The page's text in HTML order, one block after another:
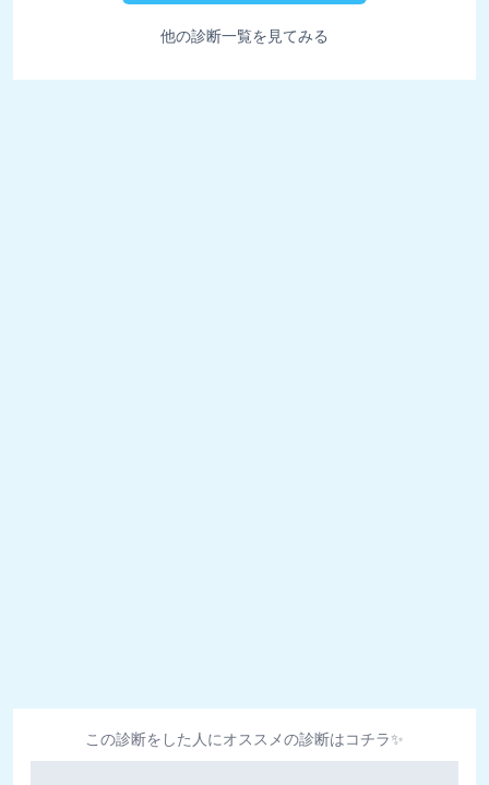
他の診断一覧を見てみる
この診断をした人にオススメの診断はコチラ✨